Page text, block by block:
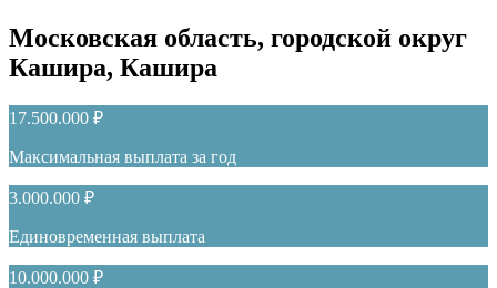
Московская область, городской округ
Кашира, Кашира
17.500.000 ₽
Максимальная выплата за год
3.000.000 ₽
Единовременная выплата
10.000.000 ₽